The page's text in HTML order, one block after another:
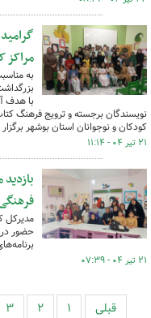
مراکز
با هدف
نویسندگان برجسته و ترویج فرهنگ
کودکان و نوجوانان استان بوشهر
۲۱ تیر ۰۴ - ۱۱:۱۴
مدیرکل
حضور در
۲۱ تیر ۰۴ - ۰۷:۳۹
قبلی ۱ ۲ ۳